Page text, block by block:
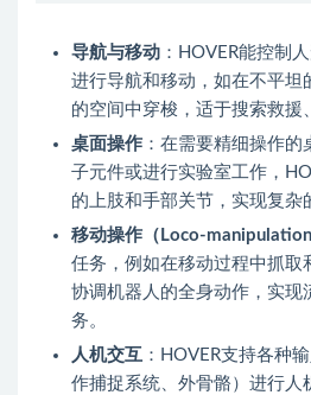
导航与移动 ：HOVER能控制
进行导航和移动，如在不平坦
的空间中穿梭，适于搜索救援
桌面操作 ：在需要精细操作
子元件或进行实验室工作，
的上肢和手部关节，实现复杂
移动操作（Loco-manipulation
任务，例如在移动过程中抓取
协调机器人的全身动作，实现
务。
人机交互 ：HOVER支持各种
作捕捉系统、外骨骼）进行人